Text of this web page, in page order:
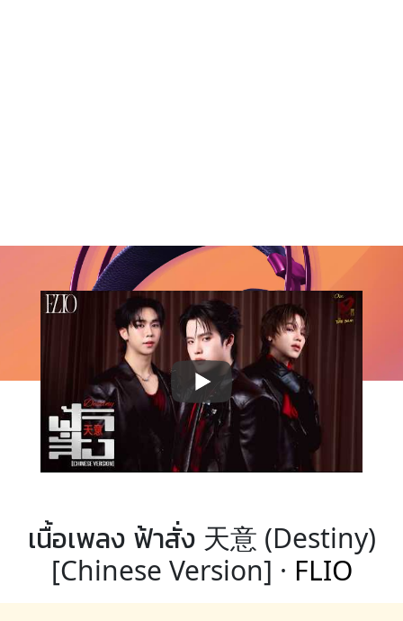
เนื้อเพลง ฟ้าสั่ง 天意 (Destiny)
[Chinese Version] · FLIO